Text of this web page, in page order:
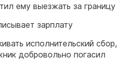
ему выезжать за границу
зарплату
исполнительский сбор,
добровольно погасил